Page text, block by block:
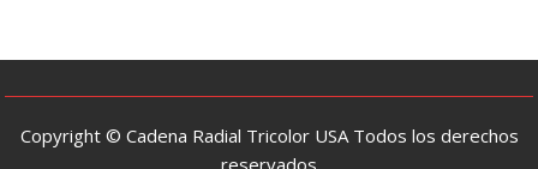
Copyright © Cadena Radial Tricolor USA Todos los derechos
reservados